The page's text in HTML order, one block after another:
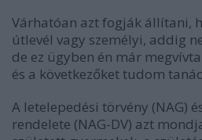
Várhatóan azt fogják állítani,
útlevél vagy személyi, addig
de ez ügyben én már
és a következőket tudom
A letelepedési törvény (NAG)
rendelete (NAG-DV) azt